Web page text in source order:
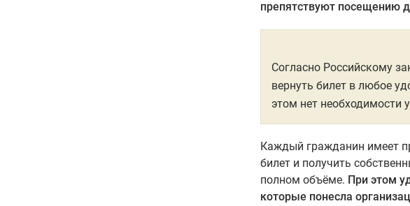
препятствуют посещению
Согласно Российскому
вернуть билет в любое
этом нет необходимости
Каждый гражданин имеет
билет и получить
полном объёме. При этом
которые понесла